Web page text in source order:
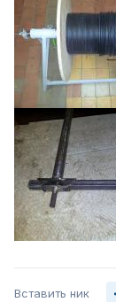
Вставить ник